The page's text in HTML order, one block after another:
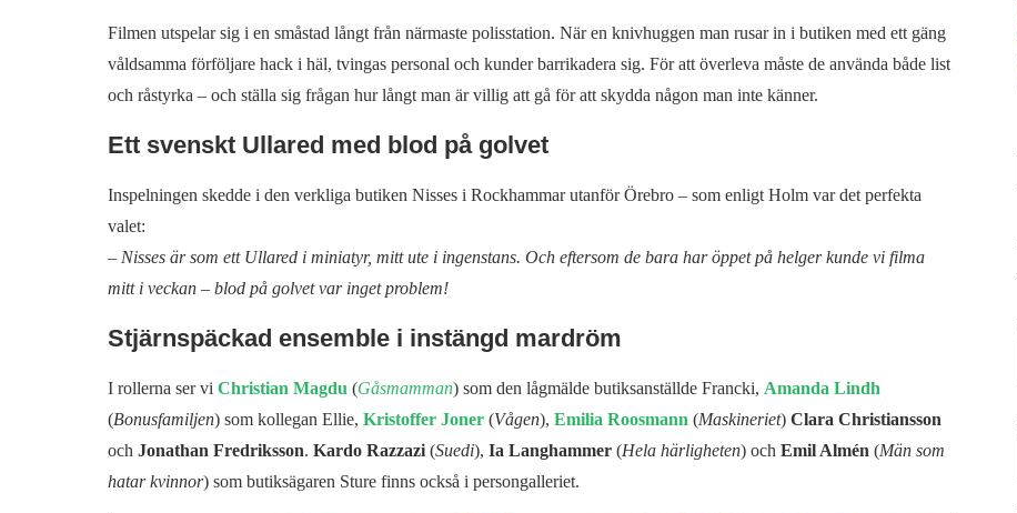
Filmen utspelar sig i en småstad långt från närmaste polisstation. När en knivhuggen man rusar in i butiken med ett gäng
våldsamma förföljare hack i häl, tvingas personal och kunder barrikadera sig. För att överleva måste de använda både list
och råstyrka – och ställa sig frågan hur långt man är villig att gå för att skydda någon man inte känner.
Ett svenskt Ullared med blod på golvet
Inspelningen skedde i den verkliga butiken Nisses i Rockhammar utanför Örebro – som enligt Holm var det perfekta
valet:
–Nisses är som ett Ullared i miniatyr, mitt ute i ingenstans. Och eftersom de bara har öppet på helger kunde vi filma
mitt i veckan – blod på golvet var inget problem!
Stjärnspäckad ensemble i instängd mardröm
I rollerna ser vi Christian Magdu (Gåsmamman) som den lågmälde butiksanställde Francki, Amanda Lindh
(Bonusfamiljen) som kollegan Ellie, Kristoffer Joner(Vågen), Emilia Roosmann (Maskineriet) Clara Christiansson
och Jonathan Fredriksson. Kardo Razzazi(Suedi), Ia Langhammer(Hela härligheten) och Emil Almén (Män som
hatar kvinnor) som butiksägaren Sture finns också i persongalleriet.